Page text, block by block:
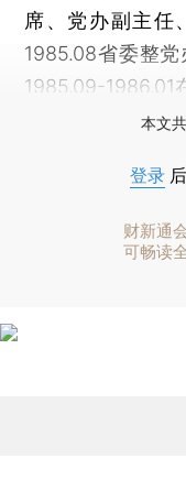
席、党办副主任
1985.08省委整党
1985.09-1986.01
本文
登录
财新通
可畅读